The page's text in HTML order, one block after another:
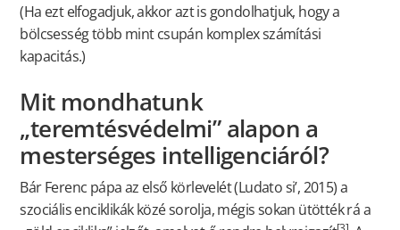
(Ha ezt elfogadjuk, akkor azt is gondolhatjuk, hogy a
bölcsesség több mint csupán komplex számítási
kapacitás.)
Mit mondhatunk
„teremtésvédelmi” alapon a
mesterséges intelligenciáról?
Bár Ferenc pápa az első körlevelét (Ludato si’, 2015) a
szociális enciklikák közé sorolja, mégis sokan ütötték rá a